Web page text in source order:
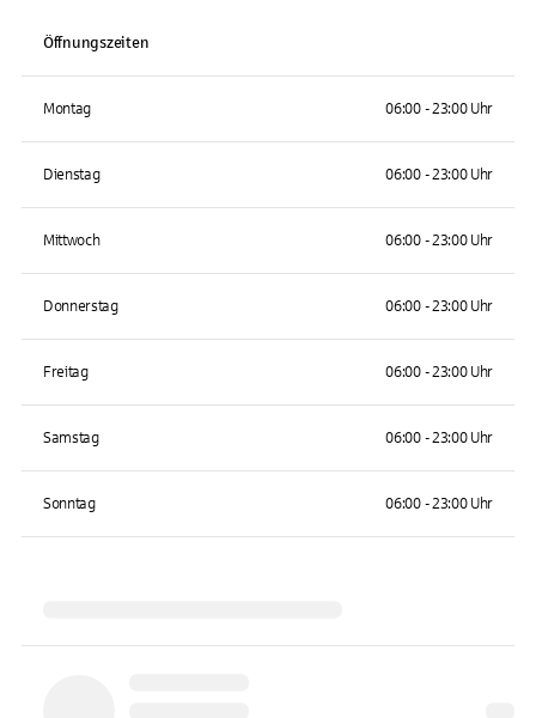
Öffnungszeiten
Montag 06:00 - 23:00 Uhr
Dienstag 06:00 - 23:00 Uhr
Mittwoch 06:00 - 23:00 Uhr
Donnerstag 06:00 - 23:00 Uhr
Freitag 06:00 - 23:00 Uhr
Samstag 06:00 - 23:00 Uhr
Sonntag 06:00 - 23:00 Uhr